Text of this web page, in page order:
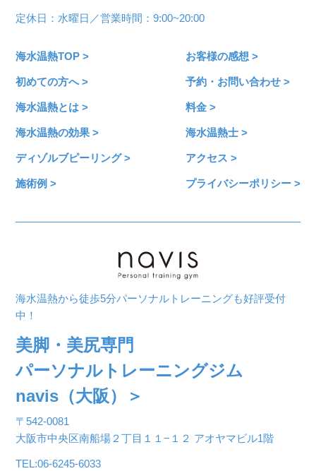
定休日：水曜日／営業時間：9:00~20:00
海水温熱TOP >
初めての方へ >
海水温熱とは >
海水温熱の効果 >
ディゾルブピーリング >
施術例 >
お客様の感想 >
予約・お問い合わせ >
料金 >
海水温熱士 >
アクセス >
プライバシーポリシー >
海水温熱から徒歩5分パーソナルトレーニングも好評受付
中！
美脚・美尻専門
パーソナルトレーニングジム
navis（大阪）＞
〒542-0081
大阪市中央区南船場２丁目１１−１２ アオヤマビル1階
TEL:06-6245-6033